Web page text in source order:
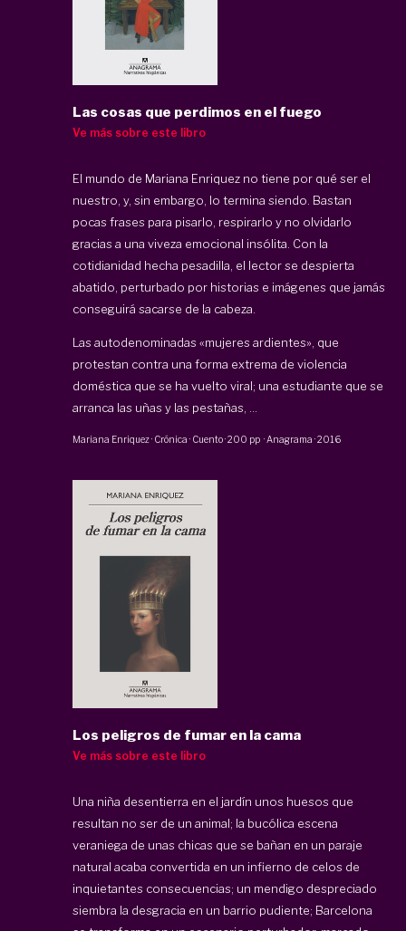
Las cosas que perdimos en el fuego
Ve más sobre este libro
El mundo de Mariana Enriquez no tiene por qué ser el
nuestro, y, sin embargo, lo termina siendo. Bastan
pocas frases para pisarlo, respirarlo y no olvidarlo
gracias a una viveza emocional insólita. Con la
cotidianidad hecha pesadilla, el lector se despierta
abatido, perturbado por historias e imágenes que jamás
conseguirá sacarse de la cabeza.
Las autodenominadas «mujeres ardientes», que
protestan contra una forma extrema de violencia
doméstica que se ha vuelto viral; una estudiante que se
arranca las uñas y las pestañas, ...
Mariana Enriquez· Crónica · Cuento·200 pp · Anagrama ·2016
Los peligros de fumar en la cama
Ve más sobre este libro
Una niña desentierra en el jardín unos huesos que
resultan no ser de un animal; la bucólica escena
veraniega de unas chicas que se bañan en un paraje
natural acaba convertida en un infierno de celos de
inquietantes consecuencias; un mendigo despreciado
siembra la desgracia en un barrio pudiente; Barcelona